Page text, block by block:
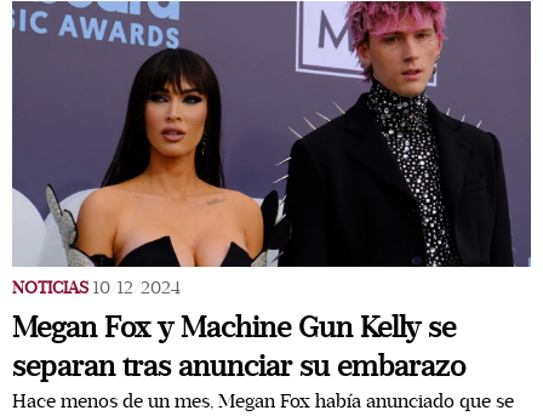
NOTICIAS 10/12/2024
Megan Fox y Machine Gun Kelly se
separan tras anunciar su embarazo
Hace menos de un mes, Megan Fox había anunciado que se